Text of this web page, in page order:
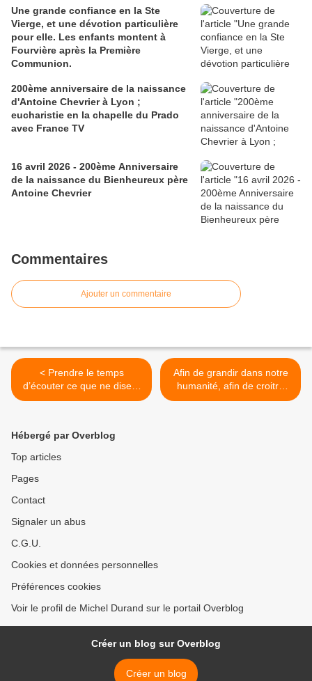
Une grande confiance en la Ste
Vierge, et une dévotion particulière
pour elle. Les enfants montent à
Fourvière après la Première
Communion.
200ème anniversaire de la naissance
d'Antoine Chevrier à Lyon ;
eucharistie en la chapelle du Prado
avec France TV
16 avril 2026 - 200ème Anniversaire
de la naissance du Bienheureux père
Antoine Chevrier
Commentaires
Ajouter un commentaire
< Prendre le temps
d’écouter ce que ne disent
pas les gens est la
de mon journal
Afin de grandir dans notre
humanité, afin de croitre
dans l’amour divin, une
Hébergé par Overblog
Top articles
Pages
Contact
Signaler un abus
C.G.U.
Cookies et données personnelles
Préférences cookies
Voir le profil de Michel Durand sur le portail Overblog
Créer un blog sur Overblog
Créer un blog